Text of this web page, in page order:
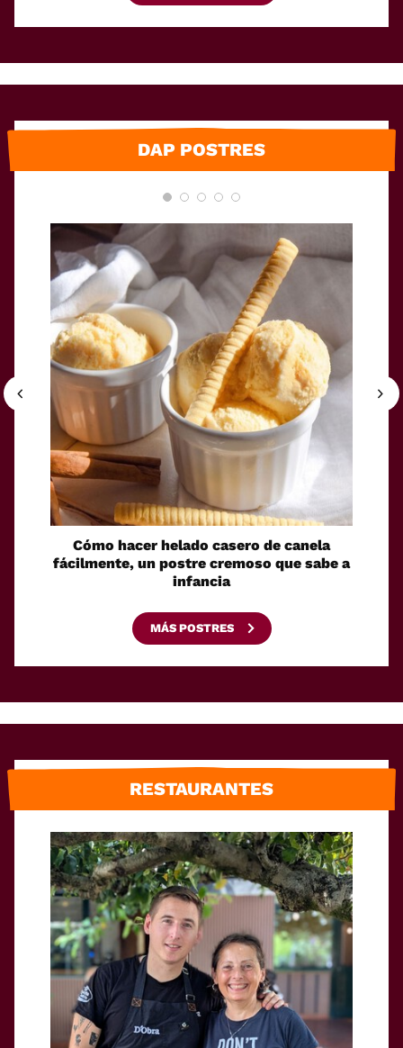
DAP POSTRES
Cómo hacer helado casero de canela
fácilmente, un postre cremoso que sabe a
infancia
MÁS POSTRES
RESTAURANTES